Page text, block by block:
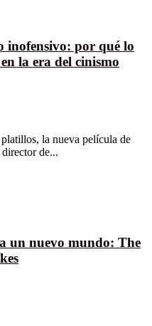
inofensivo: por qué lo
la era del cinismo
la nueva película de
de...
un nuevo mundo: The